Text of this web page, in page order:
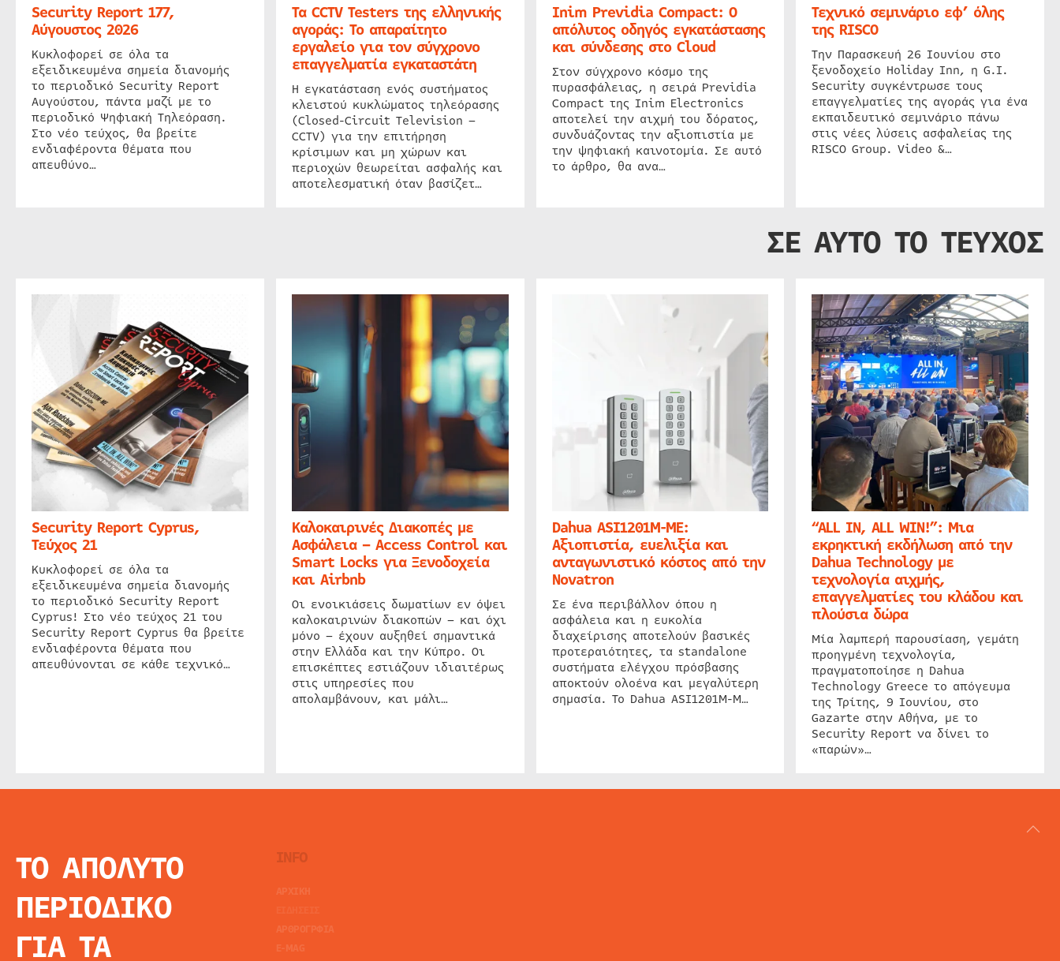
Security Report 177,
Αύγουστος 2026
Κυκλοφορεί σε όλα τα
εξειδικευμένα σημεία διανομής
το περιοδικό Security Report
Αυγούστου, πάντα μαζί με το
περιοδικό Ψηφιακή Τηλεόραση.
Στο νέο τεύχος, θα βρείτε
ενδιαφέροντα θέματα που
απευθύνο…
Τα CCTV Testers της ελληνικής
αγοράς: Το απαραίτητο
εργαλείο για τον σύγχρονο
επαγγελματία εγκαταστάτη
Η εγκατάσταση ενός συστήματος
κλειστού κυκλώματος τηλεόρασης
(Closed-Circuit Television –
CCTV) για την επιτήρηση
κρίσιμων και μη χώρων και
περιοχών θεωρείται ασφαλής και
αποτελεσματική όταν βασίζετ…
Inim Previdia Compact: Ο
απόλυτος οδηγός εγκατάστασης
και σύνδεσης στο Cloud
Στον σύγχρονο κόσμο της
πυρασφάλειας, η σειρά Previdia
Compact της Inim Electronics
αποτελεί την αιχμή του δόρατος,
συνδυάζοντας την αξιοπιστία με
την ψηφιακή καινοτομία. Σε αυτό
το άρθρο, θα ανα…
Τεχνικό σεμινάριο εφ’ όλης
της RISCO
Την Παρασκευή 26 Ιουνίου στο
ξενοδοχείο Holiday Inn, η G.I.
Security συγκέντρωσε τους
επαγγελματίες της αγοράς για ένα
εκπαιδευτικό σεμινάριο πάνω
στις νέες λύσεις ασφαλείας της
RISCO Group. Video &…
ΣΕ ΑΥΤΟ ΤΟ ΤΕΥΧΟΣ
Security Report Cyprus,
Τεύχος 21
Κυκλοφορεί σε όλα τα
εξειδικευμένα σημεία διανομής
το περιοδικό Security Report
Cyprus! Στο νέο τεύχος 21 του
Security Report Cyprus θα βρείτε
ενδιαφέροντα θέματα που
απευθύνονται σε κάθε τεχνικό…
Καλοκαιρινές Διακοπές με
Ασφάλεια – Access Control και
Smart Locks για Ξενοδοχεία
και Airbnb
Οι ενοικιάσεις δωματίων εν όψει
καλοκαιρινών διακοπών – και όχι
μόνο – έχουν αυξηθεί σημαντικά
στην Ελλάδα και την Κύπρο. Οι
επισκέπτες εστιάζουν ιδιαιτέρως
στις υπηρεσίες που
απολαμβάνουν, και μάλι…
Dahua ASI1201M-ME:
Αξιοπιστία, ευελιξία και
ανταγωνιστικό κόστος από την
Novatron
Σε ένα περιβάλλον όπου η
ασφάλεια και η ευκολία
διαχείρισης αποτελούν βασικές
προτεραιότητες, τα standalone
συστήματα ελέγχου πρόσβασης
αποκτούν ολοένα και μεγαλύτερη
σημασία. Το Dahua ASI1201M-M…
“ALL IN, ALL WIN!”: Μια
εκρηκτική εκδήλωση από την
Dahua Technology με
τεχνολογία αιχμής,
επαγγελματίες του κλάδου και
πλούσια δώρα
Μία λαμπερή παρουσίαση, γεμάτη
προηγμένη τεχνολογία,
πραγματοποίησε η Dahua
Technology Greece το απόγευμα
της Τρίτης, 9 Ιουνίου, στο
Gazarte στην Αθήνα, με το
Security Report να δίνει το
«παρών»…
ΤΟ ΑΠΟΛΥΤΟ
ΠΕΡΙΟΔΙΚΟ
ΓΙΑ ΤΑ
INFO
ΑΡΧΙΚΗ
ΑΡΘΡΟΓΡΦΙΑ
E-MAG